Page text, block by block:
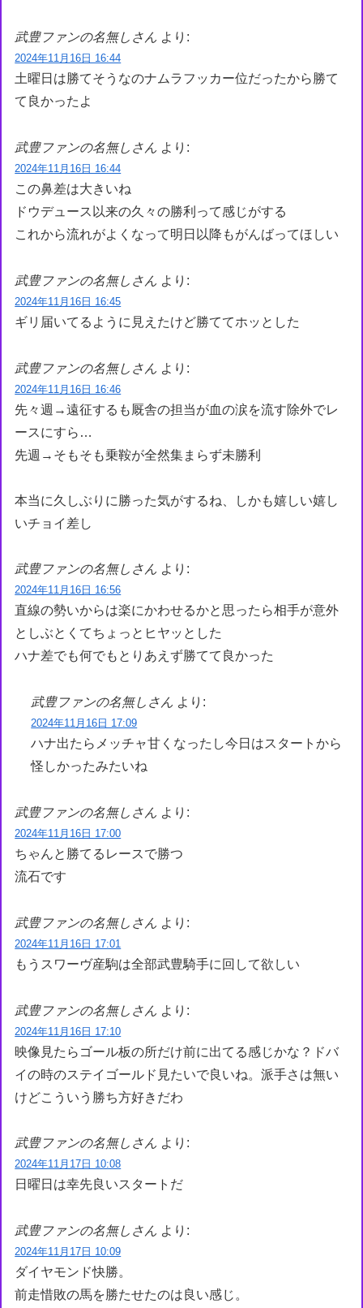
武豊ファンの名無しさん より:
2024年11月16日 16:44
土曜日は勝てそうなのナムラフッカー位だったから勝て
て良かったよ
武豊ファンの名無しさん より:
2024年11月16日 16:44
この鼻差は大きいね
ドウデュース以来の久々の勝利って感じがする
これから流れがよくなって明日以降もがんばってほしい
武豊ファンの名無しさん より:
2024年11月16日 16:45
ギリ届いてるように見えたけど勝ててホッとした
武豊ファンの名無しさん より:
2024年11月16日 16:46
先々週→遠征するも厩舎の担当が血の涙を流す除外でレ
ースにすら…
先週→そもそも乗鞍が全然集まらず未勝利
本当に久しぶりに勝った気がするね、しかも嬉しい嬉し
いチョイ差し
武豊ファンの名無しさん より:
2024年11月16日 16:56
直線の勢いからは楽にかわせるかと思ったら相手が意外
としぶとくてちょっとヒヤッとした
ハナ差でも何でもとりあえず勝てて良かった
武豊ファンの名無しさん より:
2024年11月16日 17:09
ハナ出たらメッチャ甘くなったし今日はスタートから
怪しかったみたいね
武豊ファンの名無しさん より:
2024年11月16日 17:00
ちゃんと勝てるレースで勝つ
流石です
武豊ファンの名無しさん より:
2024年11月16日 17:01
もうスワーヴ産駒は全部武豊騎手に回して欲しい
武豊ファンの名無しさん より:
2024年11月16日 17:10
映像見たらゴール板の所だけ前に出てる感じかな？ドバ
イの時のステイゴールド見たいで良いね。派手さは無い
けどこういう勝ち方好きだわ
武豊ファンの名無しさん より:
2024年11月17日 10:08
日曜日は幸先良いスタートだ
武豊ファンの名無しさん より:
2024年11月17日 10:09
ダイヤモンド快勝。
前走惜敗の馬を勝たせたのは良い感じ。